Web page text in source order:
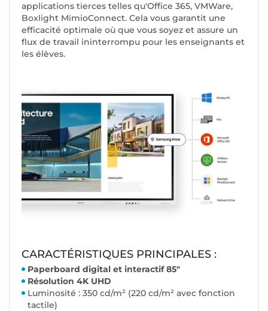
applications tierces telles qu'Office 365, VMWare,
Boxlight MimioConnect. Cela vous garantit une
efficacité optimale où que vous soyez et assure un
flux de travail ininterrompu pour les enseignants et
les élèves.
CARACTÉRISTIQUES PRINCIPALES :
Paperboard digital et interactif 85"
Résolution 4K UHD
Luminosité : 350 cd/m² (220 cd/m² avec fonction
tactile)